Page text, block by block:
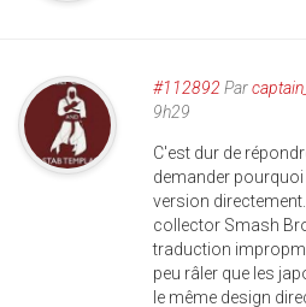
#112892 Par
9h29
C'est dur de
demander
version
collector Smash
traduction
peu râler que les
le même design